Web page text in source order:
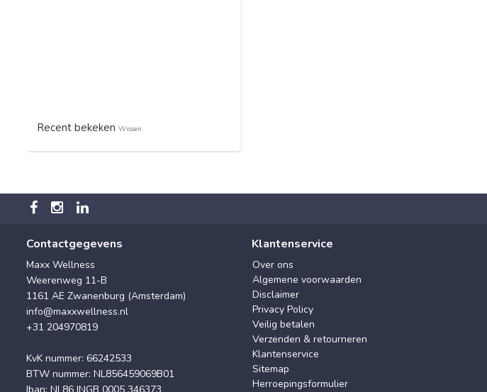
Recent bekeken Wissen
Contactgegevens
Maxx Wellness
Weerenweg 11-B
1161 AE Zwanenburg (Amsterdam)
info@maxxwellness.nl
+31 204970819
KvK nummer: 66242533
BTW nummer: NL856459069B01
Iban: NL86 INGB 0005 346373
Klantenservice
Over ons
Algemene voorwaarden
Disclaimer
Privacy Policy
Veilig betalen
Verzenden & retourneren
Klantenservice
Sitemap
Herroepingsformulier